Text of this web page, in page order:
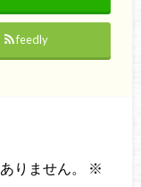
feedly
りません。
※